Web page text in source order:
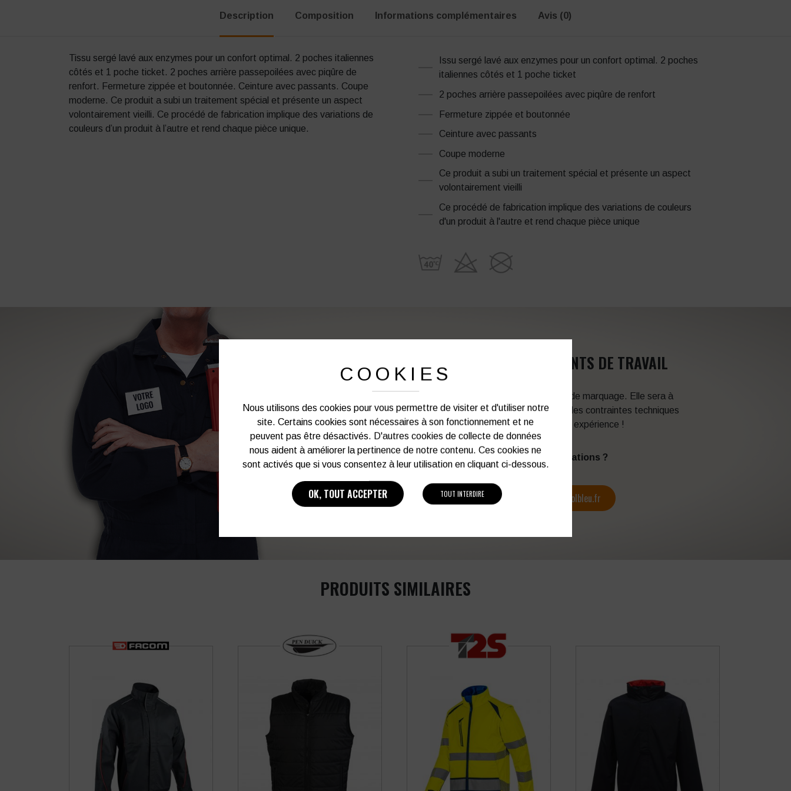
Description Composition Informations complémentaires Avis (0)
Tissu sergé lavé aux enzymes pour un confort optimal. 2 poches italiennes
côtés et 1 poche ticket. 2 poches arrière passepoilées avec piqûre de
renfort. Fermeture zippée et boutonnée. Ceinture avec passants. Coupe
moderne. Ce produit a subi un traitement spécial et présente un aspect
volontairement vieilli. Ce procédé de fabrication implique des variations de
couleurs d’un produit à l’autre et rend chaque pièce unique.
Issu sergé lavé aux enzymes pour un confort optimal. 2 poches
italiennes côtés et 1 poche ticket
2 poches arrière passepoilées avec piqûre de renfort
Fermeture zippée et boutonnée
Ceinture avec passants
Coupe moderne
Ce produit a subi un traitement spécial et présente un aspect
volontairement vieilli
Ce procédé de fabrication implique des variations de couleurs
d'un produit à l'autre et rend chaque pièce unique
PERSONNALISATION DE VOS VÊTEMENTS DE TRAVAIL
Notre graphiste connait les produits et les techniques de marquage. Elle sera à
votre service afin d’optimiser votre support en fonction des contraintes techniques
et de vos besoins d’image. Profitez de son expérience !
Vous souhaitez avoir plus d’informations ?
03 27 28 87 86 contact@colbleu.fr
PRODUITS SIMILAIRES
COOKIES
Nous utilisons des cookies pour vous permettre de visiter et d'utiliser notre
site. Certains cookies sont nécessaires à son fonctionnement et ne
peuvent pas être désactivés. D'autres cookies de collecte de données
nous aident à améliorer la pertinence de notre contenu. Ces cookies ne
sont activés que si vous consentez à leur utilisation en cliquant ci-dessous.
OK, TOUT ACCEPTER TOUT INTERDIRE